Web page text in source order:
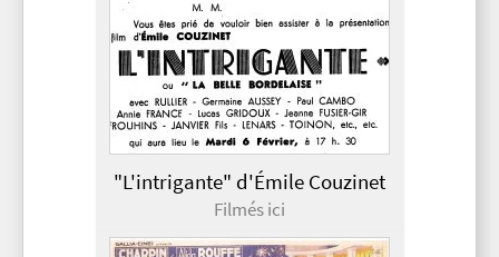
"L'intrigante" d'Émile Couzinet
Filmés ici